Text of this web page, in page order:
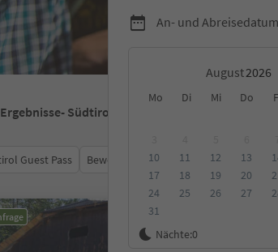
An- und
August
Mo Di Mi Do
10
11 12 13
17
18 19 20
24
25 26 27
31
Nächte:0
Ergebnisse- Südtirol
Guest Pass Bewertungen Kategorie